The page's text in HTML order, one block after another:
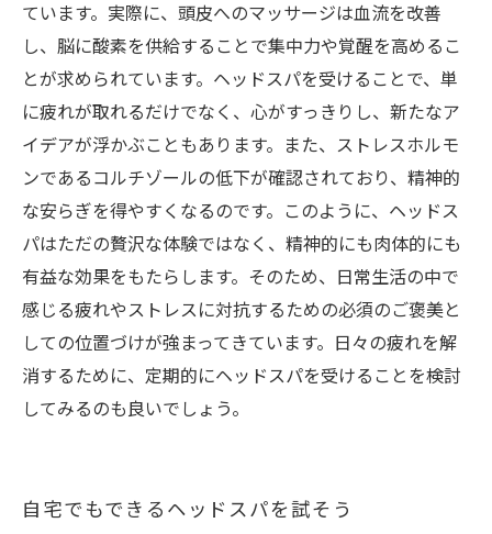
ています。実際に、頭皮へのマッサージは血流を改善
し、脳に酸素を供給することで集中力や覚醒を高めるこ
とが求められています。ヘッドスパを受けることで、単
に疲れが取れるだけでなく、心がすっきりし、新たなア
イデアが浮かぶこともあります。また、ストレスホルモ
ンであるコルチゾールの低下が確認されており、精神的
な安らぎを得やすくなるのです。このように、ヘッドス
パはただの贅沢な体験ではなく、精神的にも肉体的にも
有益な効果をもたらします。そのため、日常生活の中で
感じる疲れやストレスに対抗するための必須のご褒美と
しての位置づけが強まってきています。日々の疲れを解
消するために、定期的にヘッドスパを受けることを検討
してみるのも良いでしょう。
自宅でもできるヘッドスパを試そう